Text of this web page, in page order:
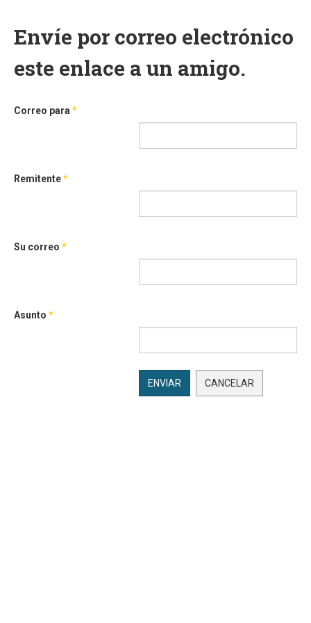
Envíe por correo electrónico
este enlace a un amigo.
Correo para *
Remitente*
Su correo *
Asunto *
ENVIAR CANCELAR